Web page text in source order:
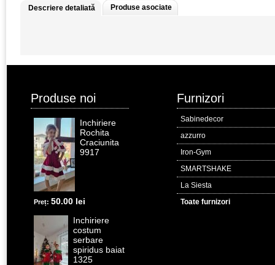
Descriere detaliată Produse asociate
Produse noi
Inchiriere
Rochita
Craciunita
9917
Preț: 50.00 lei
Inchiriere
costum
serbare
spiridus baiat
1325
Furnizori
Sabinedecor
azzurro
Iron-Gym
SMARTSHAKE
La Siesta
Toate furnizori